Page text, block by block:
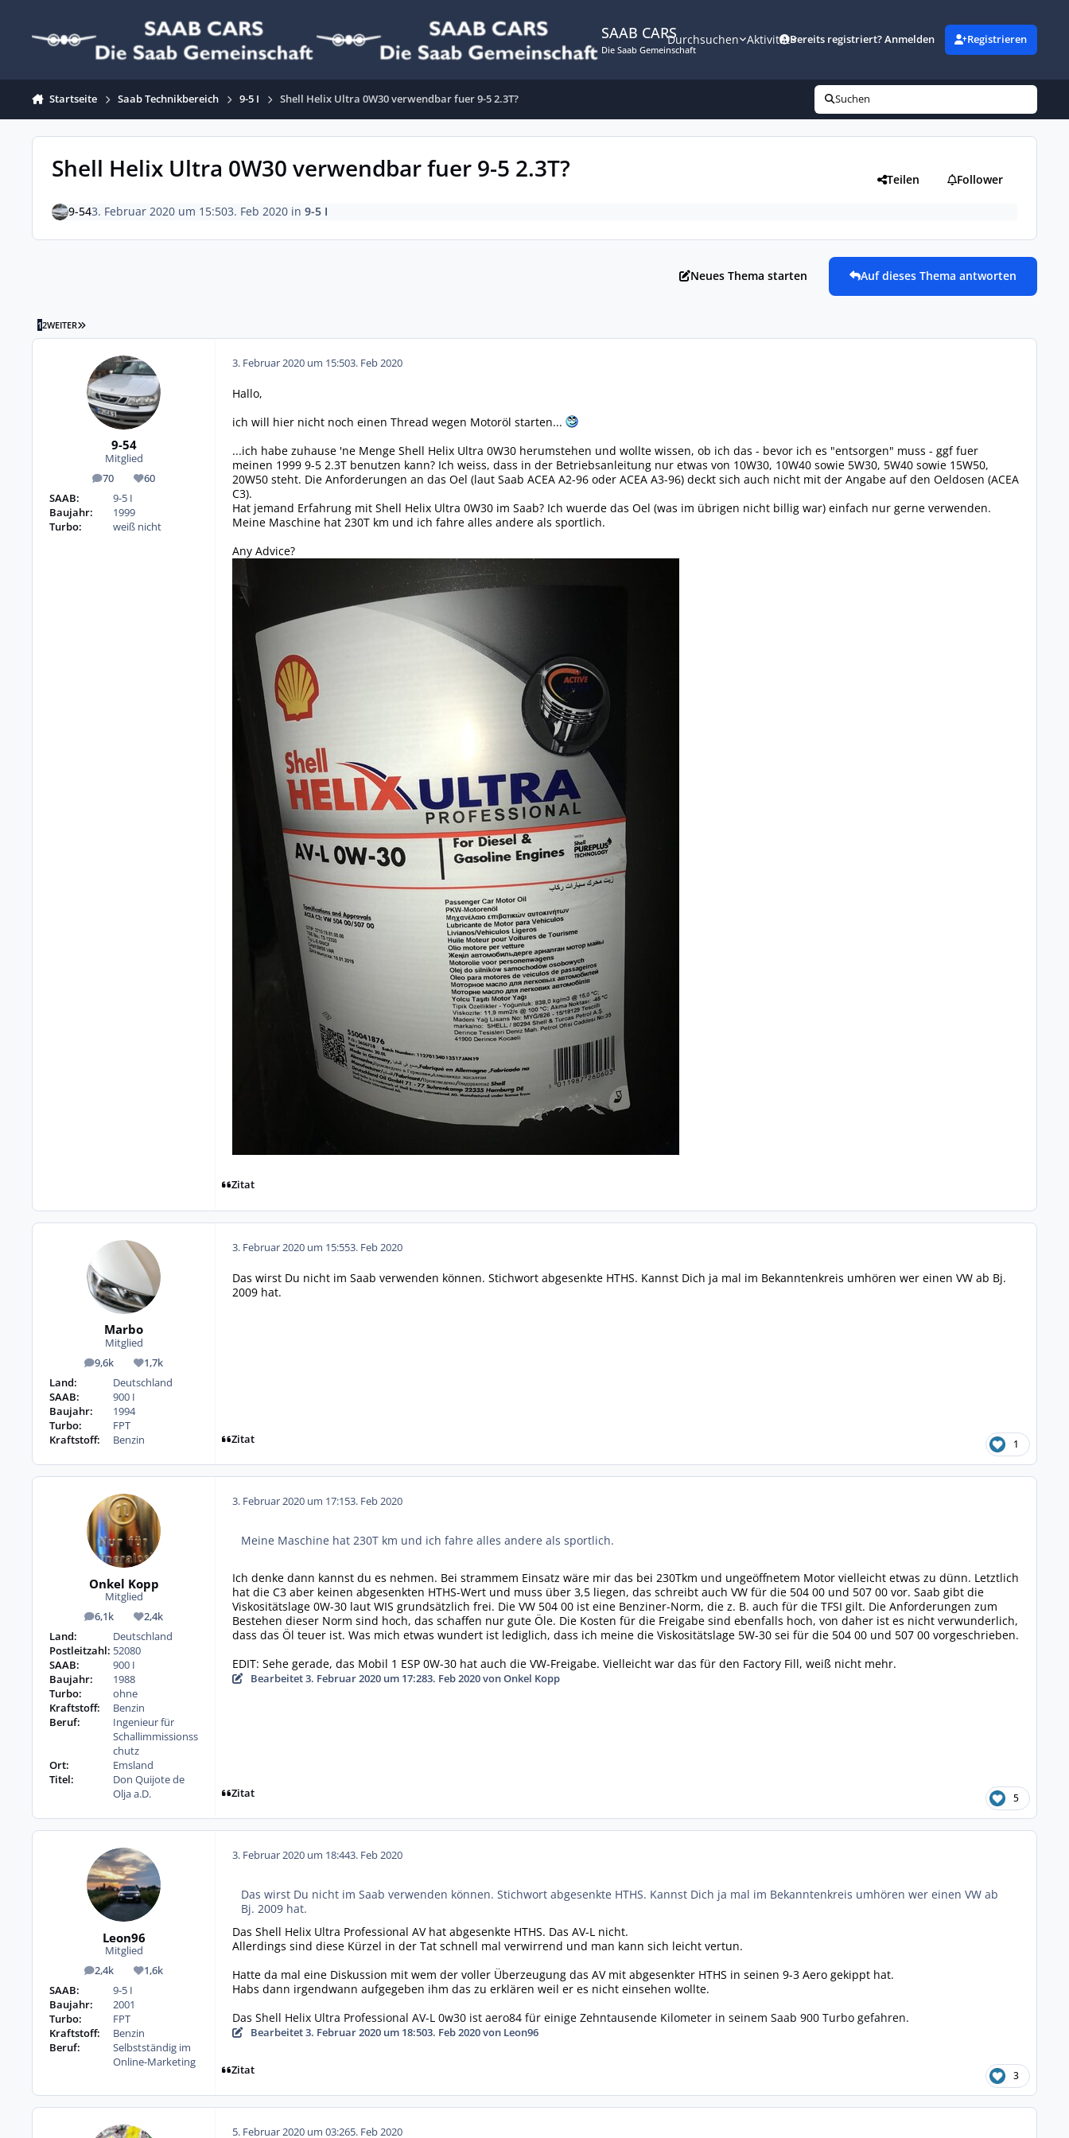
SAAB CARS
Die Saab Gemeinschaft
Durchsuchen AktivitätBereits registriert? Anmelden Registrieren
Startseite Saab Technikbereich 9-5 I Shell Helix Ultra 0W30 verwendbar fuer 9-5 2.3T? Suchen
Shell Helix Ultra 0W30 verwendbar fuer 9-5 2.3T? Teilen Follower
9-543. Februar 2020 um 15:503. Feb 2020in 9-5 I
Neues Thema starten Auf dieses Thema antworten
12WEITER LETZTE SEITE
9-54
Mitglied
70
Beiträge 60
Reputation
SAAB:
9-5 I
Baujahr:
1999
Turbo:
weiß nicht
3. Februar 2020 um 15:503. Feb 2020
Hallo,
ich will hier nicht noch einen Thread wegen Motoröl starten...
...ich habe zuhause 'ne Menge Shell Helix Ultra 0W30 herumstehen und wollte wissen, ob ich das - bevor ich es "entsorgen" muss - ggf fuer
meinen 1999 9-5 2.3T benutzen kann? Ich weiss, dass in der Betriebsanleitung nur etwas von 10W30, 10W40 sowie 5W30, 5W40 sowie 15W50,
20W50 steht. Die Anforderungen an das Oel (laut Saab ACEA A2-96 oder ACEA A3-96) deckt sich auch nicht mit der Angabe auf den Oeldosen (ACEA
C3).
Hat jemand Erfahrung mit Shell Helix Ultra 0W30 im Saab? Ich wuerde das Oel (was im übrigen nicht billig war) einfach nur gerne verwenden.
Meine Maschine hat 230T km und ich fahre alles andere als sportlich.
Any Advice?
Zitat
Marbo
Mitglied
9,6k
Beiträge 1,7k
Reputation
Land:
Deutschland
SAAB:
900 I
Baujahr:
1994
Turbo:
FPT
Kraftstoff:
Benzin
3. Februar 2020 um 15:553. Feb 2020
Das wirst Du nicht im Saab verwenden können. Stichwort abgesenkte HTHS. Kannst Dich ja mal im Bekanntenkreis umhören wer einen VW ab Bj.
2009 hat.
Zitat 1
Onkel Kopp
Mitglied
6,1k
Beiträge 2,4k
Reputation
Land:
Deutschland
Postleitzahl: 52080
SAAB:
900 I
Baujahr:
1988
Turbo:
ohne
Kraftstoff:
Benzin
Beruf:
Ingenieur für
Schallimmissionss
chutz
Ort:
Emsland
Titel:
Don Quijote de
Olja a.D.
3. Februar 2020 um 17:153. Feb 2020
Meine Maschine hat 230T km und ich fahre alles andere als sportlich.
Ich denke dann kannst du es nehmen. Bei strammem Einsatz wäre mir das bei 230Tkm und ungeöffnetem Motor vielleicht etwas zu dünn. Letztlich
hat die C3 aber keinen abgesenkten HTHS-Wert und muss über 3,5 liegen, das schreibt auch VW für die 504 00 und 507 00 vor. Saab gibt die
Viskositätslage 0W-30 laut WIS grundsätzlich frei. Die VW 504 00 ist eine Benziner-Norm, die z. B. auch für die TFSI gilt. Die Anforderungen zum
Bestehen dieser Norm sind hoch, das schaffen nur gute Öle. Die Kosten für die Freigabe sind ebenfalls hoch, von daher ist es nicht verwunderlich,
dass das Öl teuer ist. Was mich etwas wundert ist lediglich, dass ich meine die Viskositätslage 5W-30 sei für die 504 00 und 507 00 vorgeschrieben.
EDIT: Sehe gerade, das Mobil 1 ESP 0W-30 hat auch die VW-Freigabe. Vielleicht war das für den Factory Fill, weiß nicht mehr.
Bearbeitet3. Februar 2020 um 17:283. Feb 2020von Onkel Kopp
Zitat 5
Leon96
Mitglied
2,4k
Beiträge 1,6k
Reputation
SAAB:
9-5 I
Baujahr:
2001
Turbo:
FPT
Kraftstoff:
Benzin
Beruf:
Selbstständig im
Online-Marketing
3. Februar 2020 um 18:443. Feb 2020
Das wirst Du nicht im Saab verwenden können. Stichwort abgesenkte HTHS. Kannst Dich ja mal im Bekanntenkreis umhören wer einen VW ab
Bj. 2009 hat.
Das Shell Helix Ultra Professional AV hat abgesenkte HTHS. Das AV-L nicht.
Allerdings sind diese Kürzel in der Tat schnell mal verwirrend und man kann sich leicht vertun.
Hatte da mal eine Diskussion mit wem der voller Überzeugung das AV mit abgesenkter HTHS in seinen 9-3 Aero gekippt hat.
Habs dann irgendwann aufgegeben ihm das zu erklären weil er es nicht einsehen wollte.
Das Shell Helix Ultra Professional AV-L 0w30 ist aero84 für einige Zehntausende Kilometer in seinem Saab 900 Turbo gefahren.
Bearbeitet3. Februar 2020 um 18:503. Feb 2020von Leon96
Zitat 3
5. Februar 2020 um 03:265. Feb 2020